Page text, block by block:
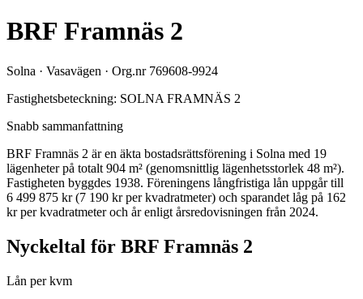
BRF Framnäs 2
Solna · Vasavägen · Org.nr 769608-9924
Fastighetsbeteckning: SOLNA FRAMNÄS 2
Snabb sammanfattning
BRF Framnäs 2 är en äkta bostadsrättsförening i Solna med 19
lägenheter på totalt 904 m² (genomsnittlig lägenhetsstorlek 48 m²).
Fastigheten byggdes 1938. Föreningens långfristiga lån uppgår till
6 499 875 kr (7 190 kr per kvadratmeter) och sparandet låg på 162
kr per kvadratmeter och år enligt årsredovisningen från 2024.
Nyckeltal för BRF Framnäs 2
Lån per kvm